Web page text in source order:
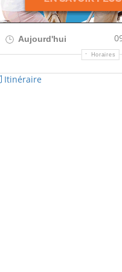
Aujourd'hui
Horaires
Itinéraire